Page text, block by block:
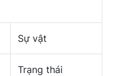
Sự vật
Trạng thái